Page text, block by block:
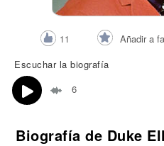
11 Añadir a
Escuchar la biografía
6
Biografía de Duke